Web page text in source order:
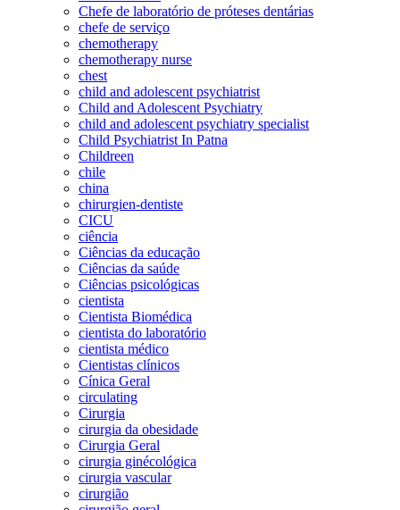
Chefe de laboratório de próteses dentárias
chefe de serviço
chemotherapy
chemotherapy nurse
chest
child and adolescent psychiatrist
Child and Adolescent Psychiatry
child and adolescent psychiatry specialist
Child Psychiatrist In Patna
Childreen
chile
china
chirurgien-dentiste
CICU
ciência
Ciências da educação
Ciências da saúde
Ciências psicológicas
cientista
Cientista Biomédica
cientista do laboratório
cientista médico
Cientistas clínicos
Cínica Geral
circulating
Cirurgia
cirurgia da obesidade
Cirurgia Geral
cirurgia ginécológica
cirurgia vascular
cirurgião